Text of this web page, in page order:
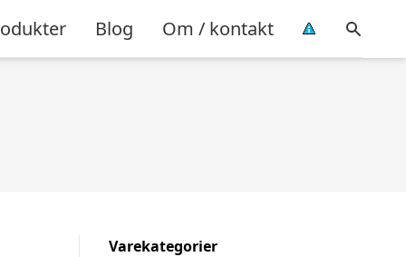
Blog Om / kontakt
Varekategorier